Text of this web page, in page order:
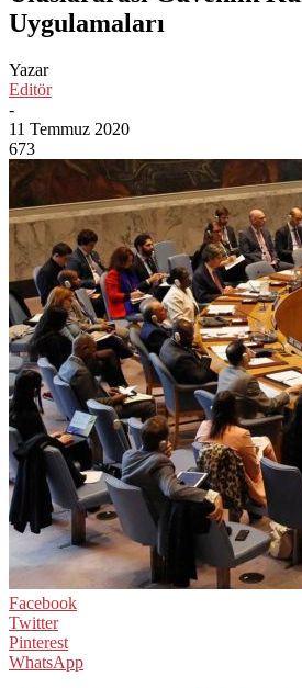
Uygulamaları
Yazar
Editör
-
11 Temmuz 2020
673
Facebook
Twitter
Pinterest
WhatsApp